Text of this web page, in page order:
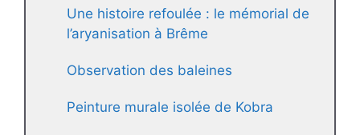
Une histoire refoulée : le mémorial de
l’aryanisation à Brême
Observation des baleines
Peinture murale isolée de Kobra